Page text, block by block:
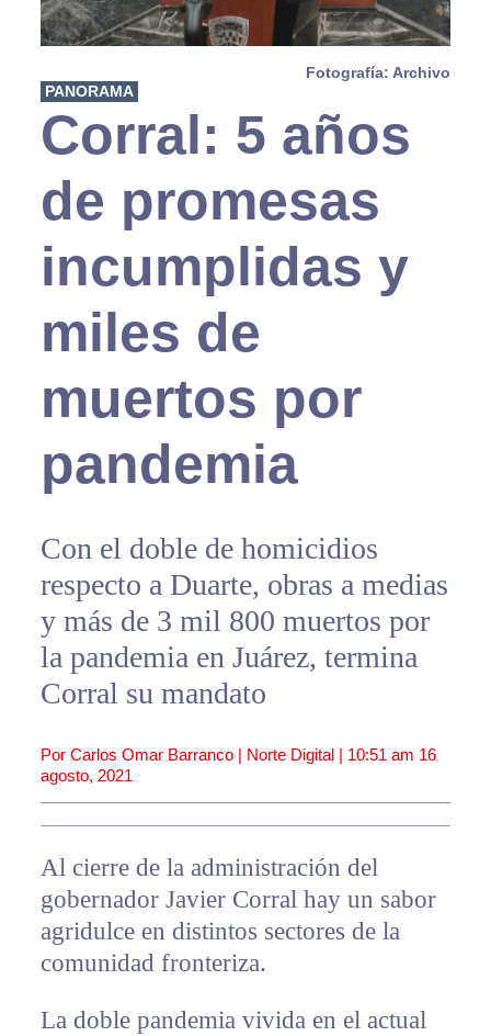
Fotografía: Archivo
PANORAMA
Corral: 5 años
de promesas
incumplidas y
miles de
muertos por
pandemia
Con el doble de homicidios
respecto a Duarte, obras a medias
y más de 3 mil 800 muertos por
la pandemia en Juárez, termina
Corral su mandato
Por Carlos Omar Barranco | Norte Digital | 10:51 am 16
agosto, 2021
Al cierre de la administración del
gobernador Javier Corral hay un sabor
agridulce en distintos sectores de la
comunidad fronteriza.
La doble pandemia vivida en el actual